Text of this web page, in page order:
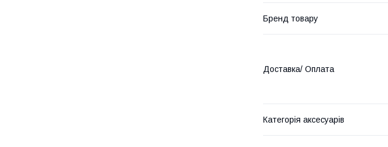
Бренд товару
Доставка/ Оплата
Категорія аксесуарів